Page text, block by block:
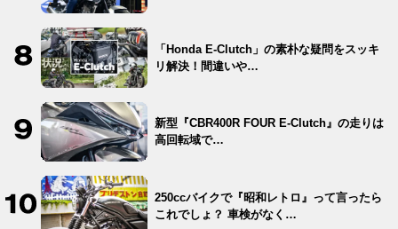
「Honda E-Clutch」の素朴な疑問をスッキ
リ解決！間違いや…
新型『CBR400R FOUR E-Clutch』の走りは
高回転域で…
250ccバイクで『昭和レトロ』って言ったら
これでしょ？ 車検がなく…